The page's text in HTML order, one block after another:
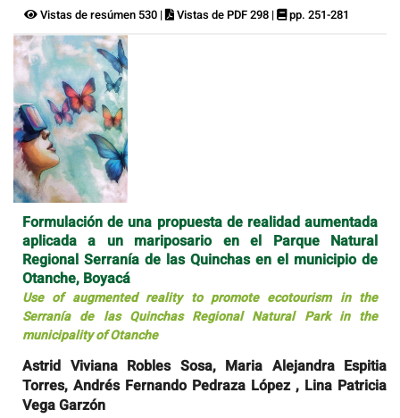
Vistas de resúmen 530 | Vistas de PDF 298 | pp. 251-281
Formulación de una propuesta de realidad aumentada
aplicada a un mariposario en el Parque Natural
Regional Serranía de las Quinchas en el municipio de
Otanche, Boyacá
Use of augmented reality to promote ecotourism in the
Serranía de las Quinchas Regional Natural Park in the
municipality of Otanche
Astrid Viviana Robles Sosa, Maria Alejandra Espitia
Torres, Andrés Fernando Pedraza López , Lina Patricia
Vega Garzón